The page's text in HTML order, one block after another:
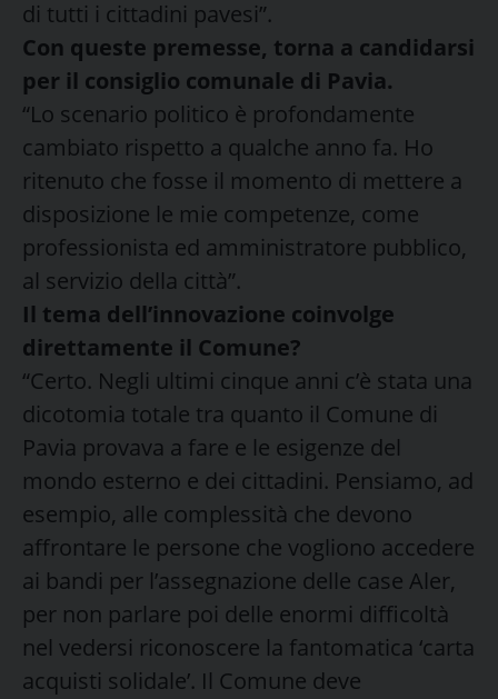
di tutti i cittadini pavesi”.
Con queste premesse, torna a candidarsi
per il consiglio comunale di Pavia.
“Lo scenario politico è profondamente
cambiato rispetto a qualche anno fa. Ho
ritenuto che fosse il momento di mettere a
disposizione le mie competenze, come
professionista ed amministratore pubblico,
al servizio della città”.
Il tema dell’innovazione coinvolge
direttamente il Comune?
“Certo. Negli ultimi cinque anni c’è stata una
dicotomia totale tra quanto il Comune di
Pavia provava a fare e le esigenze del
mondo esterno e dei cittadini. Pensiamo, ad
esempio, alle complessità che devono
affrontare le persone che vogliono accedere
ai bandi per l’assegnazione delle case Aler,
per non parlare poi delle enormi difficoltà
nel vedersi riconoscere la fantomatica ‘carta
acquisti solidale’. Il Comune deve